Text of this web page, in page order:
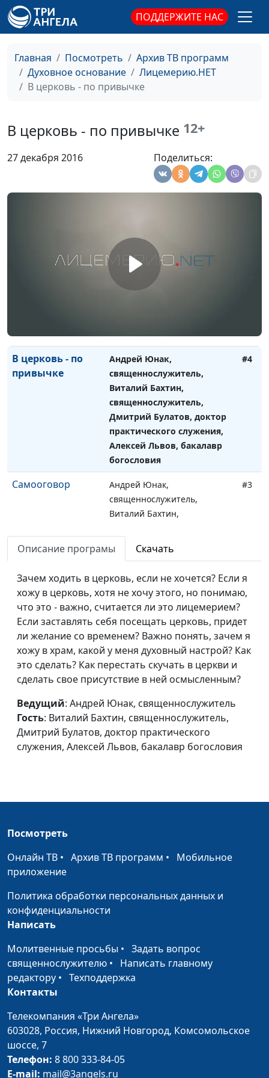
ПОДДЕРЖИТЕ НАС
Главная Посмотреть
Архив ТВ программ
Духовное основание
Лицемерию.НЕТ
В церковь - по привычке
В церковь - по привычке 12+
27 декабря 2016 Поделиться:
Виталий Бахтин,
священнослужитель,
практического служения,
Алексей Львов, бакалавр
богословия
священнослужитель,
Виталий Бахтин,
Дмитрий Булатов, доктор
практического служения,
Алексей Львов, бакалавр
священнослужитель,
Виталий Бахтин,
священнослужитель,
Дмитрий Булатов, доктор
богословия
В церковь - по
привычке
Андрей Юнак,
священнослужитель,
Виталий Бахтин,
священнослужитель,
Дмитрий Булатов, доктор
практического служения,
Алексей Львов, бакалавр
богословия
#4
Самооговор
Андрей Юнак,
священнослужитель,
Виталий Бахтин,
богословия
#3
Обман и
лжесвидетельство
Андрей Юнак,
священнослужитель,
Виталий Бахтин,
священнослужитель,
Дмитрий Булатов, доктор
практического служения,
богословия
Лицемерие: плохо
или хорошо?
Андрей Юнак,
священнослужитель,
Описание програмы Скачать
Зачем ходить в церковь, если не хочется? Если я
хожу в церковь, хотя не хочу этого, но понимаю,
что это - важно, считается ли это лицемерием?
Если заставлять себя посещать церковь, придет
ли желание со временем? Важно понять, зачем я
хожу в храм, какой у меня духовный настрой? Как
это сделать? Как перестать скучать в церкви и
сделать свое присутствие в ней осмысленным?
Ведущий: Андрей Юнак, священнослужитель
Гость: Виталий Бахтин, священнослужитель,
Дмитрий Булатов, доктор практического
служения, Алексей Львов, бакалавр богословия
Посмотреть
Онлайн ТВ • Архив ТВ программ • Мобильное
приложение
Политика обработки персональных данных и
конфиденциальности
Написать
Молитвенные просьбы • Задать вопрос
священнослужителю • Написать главному
редактору • Техподдержка
Контакты
Телекомпания «Три Ангела»
603028, Россия, Нижний Новгород, Комсомольское
шоссе, 7
Телефон: 8 800 333-84-05
E-mail: mail@3angels.ru